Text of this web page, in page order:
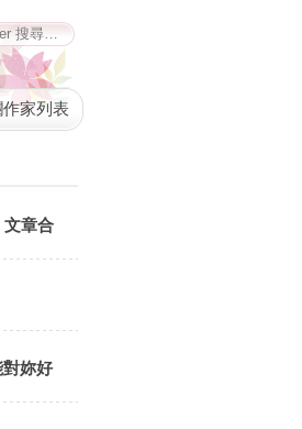
家列表
文章合
妳好